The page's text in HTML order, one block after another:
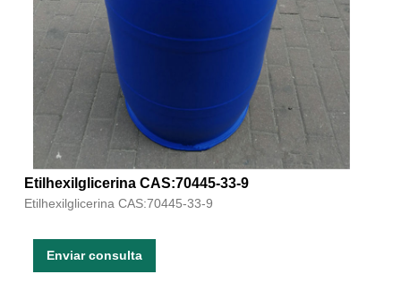
Etilhexilglicerina CAS:70445-33-9
Etilhexilglicerina CAS:70445-33-9
Enviar consulta